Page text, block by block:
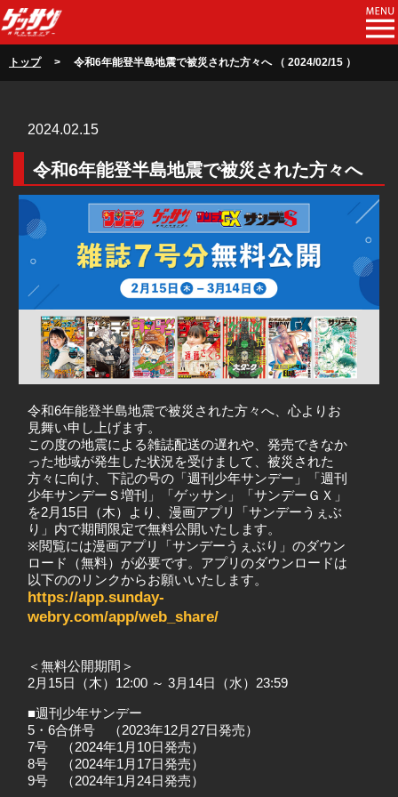
トップ> 令和6年能登半島地震で被災された方々へ （ 2024/02/15 ）
2024.02.15
令和6年能登半島地震で被災された方々へ
令和6年能登半島地震で被災された方々へ、心よりお
見舞い申し上げます。
この度の地震による雑誌配送の遅れや、発売できなか
った地域が発生した状況を受けまして、被災された
方々に向け、下記の号の「週刊少年サンデー」「週刊
少年サンデーＳ増刊」「ゲッサン」「サンデーＧＸ」
を2月15日（木）より、漫画アプリ「サンデーうぇぶ
り」内で期間限定で無料公開いたします。
※閲覧には漫画アプリ「サンデーうぇぶり」のダウン
ロード（無料）が必要です。アプリのダウンロードは
以下ののリンクからお願いいたします。
https://app.sunday-
webry.com/app/web_share/
＜無料公開期間＞
2月15日（木）12:00 ～ 3月14日（水）23:59
■週刊少年サンデー
5・6合併号 （2023年12月27日発売）
7号 （2024年1月10日発売）
8号 （2024年1月17日発売）
9号 （2024年1月24日発売）